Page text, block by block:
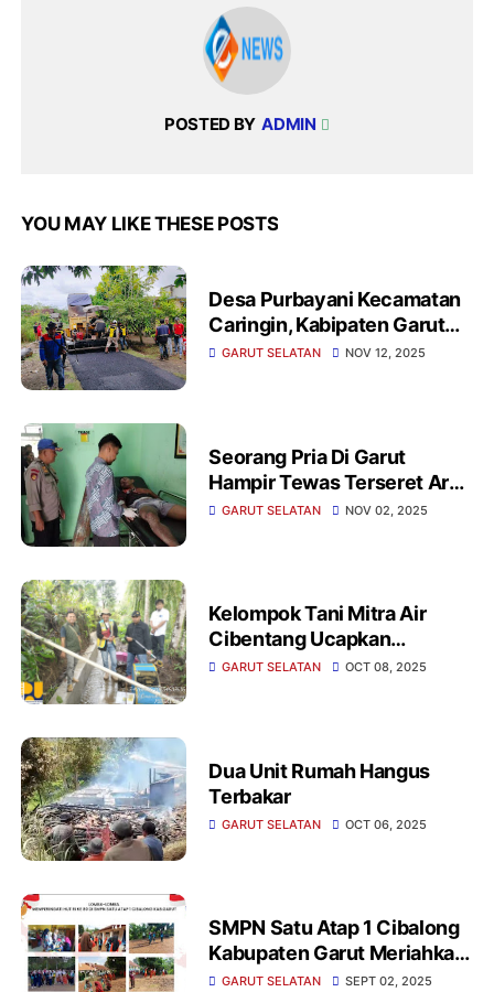
POSTED BY ADMIN
YOU MAY LIKE THESE POSTS
Desa Purbayani Kecamatan
Caringin, Kabipaten Garut
Terapkan Dana IP Hotmix
GARUT SELATAN NOV 12, 2025
Seorang Pria Di Garut
Hampir Tewas Terseret Arus
Pantai Karangpapak
GARUT SELATAN NOV 02, 2025
Kelompok Tani Mitra Air
Cibentang Ucapkan
Terimakasih Kepada
GARUT SELATAN OCT 08, 2025
Dua Unit Rumah Hangus
Terbakar
GARUT SELATAN OCT 06, 2025
SMPN Satu Atap 1 Cibalong
Kabupaten Garut Meriahkan
Acara HUT RI ke -80
GARUT SELATAN SEPT 02, 2025